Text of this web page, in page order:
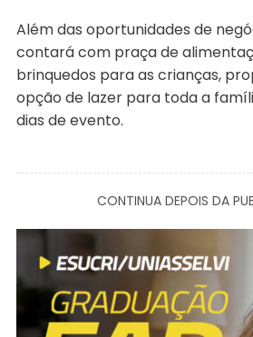
Além das oportunidades de
contará com praça de
brinquedos para as crianças,
opção de lazer para toda a
dias de evento.
CONTINUA DEPOIS DA